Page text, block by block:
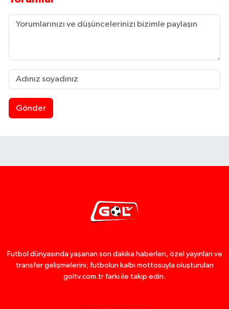
Gönder
Futbol dünyasında yaşanan son dakika haberleri, özel yayınları ve
transfer gelişmelerini; futbolun kalbi mottosuyla oluşturulan
goltv.com.tr farkı ile takip edin.